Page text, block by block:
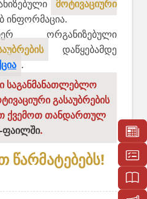
მოტივაციური
ინფორმაცია.
ორგანიზებული
დაწყებამდე
.
საგანმანათლებლო
გასაუბრების
ქვემოთ თანდართულ
ფაილში.
წარმატებებს!